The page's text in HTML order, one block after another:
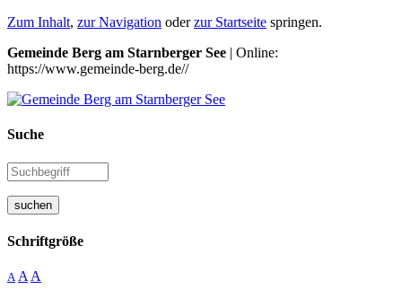
Zum Inhalt, zur Navigation oderzur Startseite springen.
Gemeinde Berg am Starnberger See | Online:
https://www.gemeinde-berg.de//
Suche
suchen
Schriftgröße
A A A